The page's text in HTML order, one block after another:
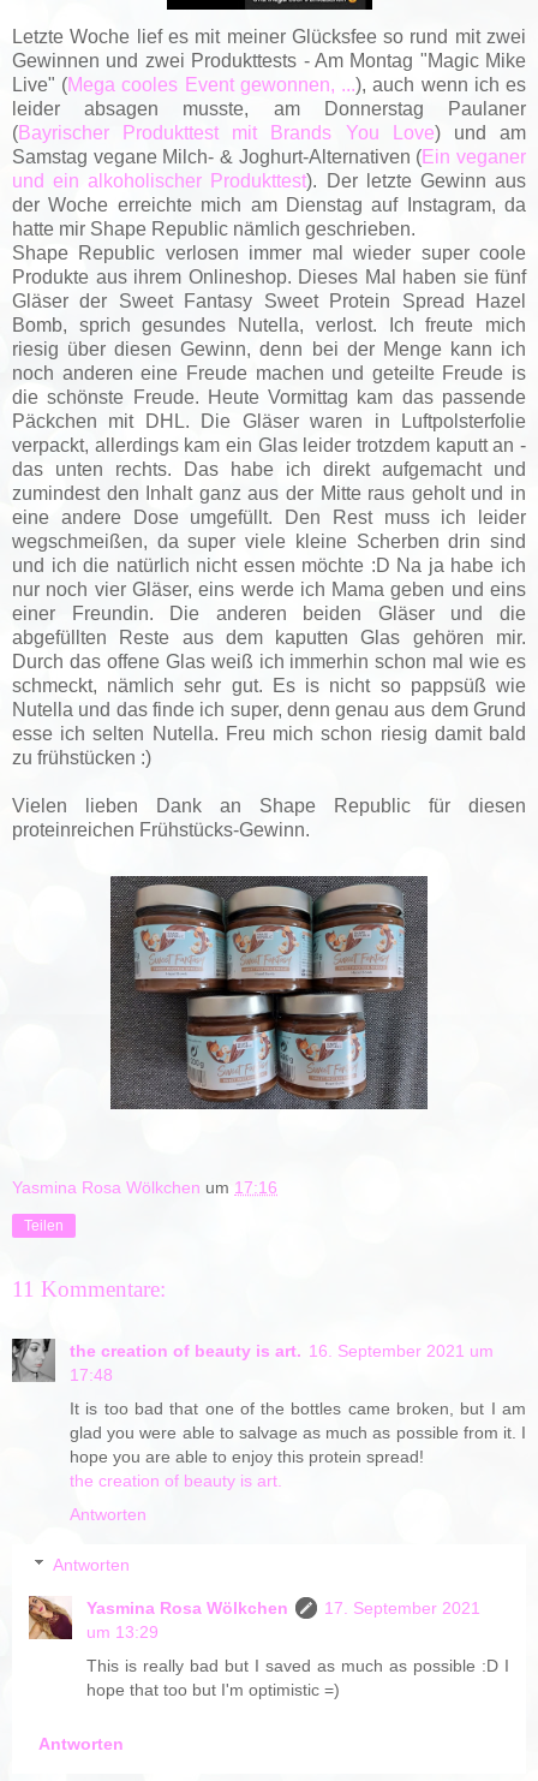
Letzte Woche lief es mit meiner Glücksfee so rund mit zwei
Gewinnen und zwei Produkttests - Am Montag "Magic Mike
Live" (Mega cooles Event gewonnen, ...), auch wenn ich es
leider absagen musste, am Donnerstag Paulaner
(Bayrischer Produkttest mit Brands You Love) und am
Samstag vegane Milch- & Joghurt-Alternativen (Ein veganer
und ein alkoholischer Produkttest). Der letzte Gewinn aus
der Woche erreichte mich am Dienstag auf Instagram, da
hatte mir Shape Republic nämlich geschrieben.
Shape Republic verlosen immer mal wieder super coole
Produkte aus ihrem Onlineshop. Dieses Mal haben sie fünf
Gläser der Sweet Fantasy Sweet Protein Spread Hazel
Bomb, sprich gesundes Nutella, verlost. Ich freute mich
riesig über diesen Gewinn, denn bei der Menge kann ich
noch anderen eine Freude machen und geteilte Freude is
die schönste Freude. Heute Vormittag kam das passende
Päckchen mit DHL. Die Gläser waren in Luftpolsterfolie
verpackt, allerdings kam ein Glas leider trotzdem kaputt an -
das unten rechts. Das habe ich direkt aufgemacht und
zumindest den Inhalt ganz aus der Mitte raus geholt und in
eine andere Dose umgefüllt. Den Rest muss ich leider
wegschmeißen, da super viele kleine Scherben drin sind
und ich die natürlich nicht essen möchte :D Na ja habe ich
nur noch vier Gläser, eins werde ich Mama geben und eins
einer Freundin. Die anderen beiden Gläser und die
abgefüllten Reste aus dem kaputten Glas gehören mir.
Durch das offene Glas weiß ich immerhin schon mal wie es
schmeckt, nämlich sehr gut. Es is nicht so pappsüß wie
Nutella und das finde ich super, denn genau aus dem Grund
esse ich selten Nutella. Freu mich schon riesig damit bald
zu frühstücken :)
Vielen lieben Dank an Shape Republic für diesen
proteinreichen Frühstücks-Gewinn.
Yasmina Rosa Wölkchen um 17:16
Teilen
11 Kommentare:
the creation of beauty is art. 16. September 2021 um
17:48
It is too bad that one of the bottles came broken, but I am
glad you were able to salvage as much as possible from it. I
hope you are able to enjoy this protein spread!
the creation of beauty is art.
Antworten
Antworten
Yasmina Rosa Wölkchen
17. September 2021
um 13:29
This is really bad but I saved as much as possible :D I
hope that too but I'm optimistic =)
Antworten